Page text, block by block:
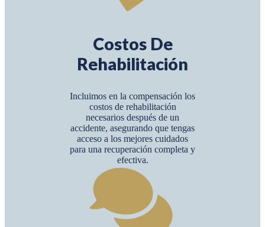
Costos De
Rehabilitación
Incluimos en la compensación los
costos de rehabilitación
necesarios después de un
accidente, asegurando que tengas
acceso a los mejores cuidados
para una recuperación completa y
efectiva.